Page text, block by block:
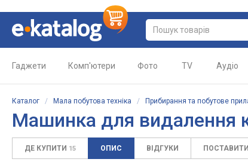
Гаджети Комп'ютери Фото TV Аудіо
Каталог / Мала побутова техніка / Прибирання та побутове
Машинка для видалення
ДЕ КУПИТИ 15 ОПИС ВІДГУКИ